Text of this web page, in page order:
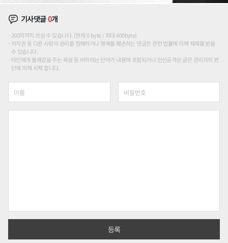
기사댓글0개
200자까지 쓰실 수 있습니다. (현재 0 byte / 최대 400byte)
저작권 등 다른 사람의 권리를 침해하거나 명예를 훼손하는 댓글은 관련 법률에 의해 제재를 받을
수 있습니다.
타인에게 불쾌감을 주는 욕설 등 비하하는 단어가 내용에 포함되거나 인신공격성 글은 관리자의 판
단에 의해 삭제 합니다.